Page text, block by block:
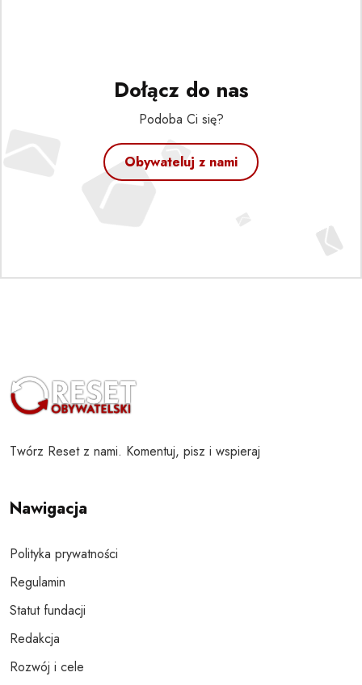
Dołącz do nas
Podoba Ci się?
Obywateluj z nami
Twórz Reset z nami. Komentuj, pisz i wspieraj
Nawigacja
Polityka prywatności
Regulamin
Statut fundacji
Redakcja
Rozwój i cele